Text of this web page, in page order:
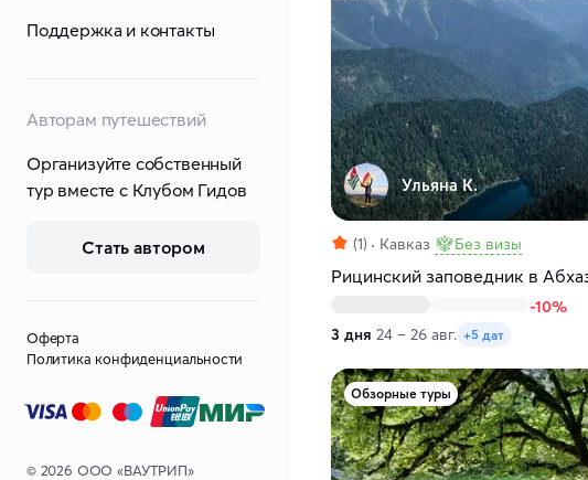
Поддержка и контакты
Авторам путешествий
Организуйте собственный
тур вместе с Клубом Гидов
Стать автором
Оферта
Политика конфиденциальности
© 2026 ООО «ВАУТРИП»
Ульяна К.
(1) Кавказ Без визы
Рицинский заповедник в
-10%
3 дня 24 – 26 авг. +5 дат
Обзорные туры